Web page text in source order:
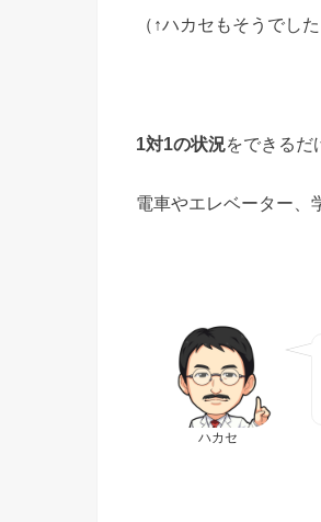
（↑ハカセもそうでし
1対1の状況をできるだ
電車やエレベーター、
ハカセ